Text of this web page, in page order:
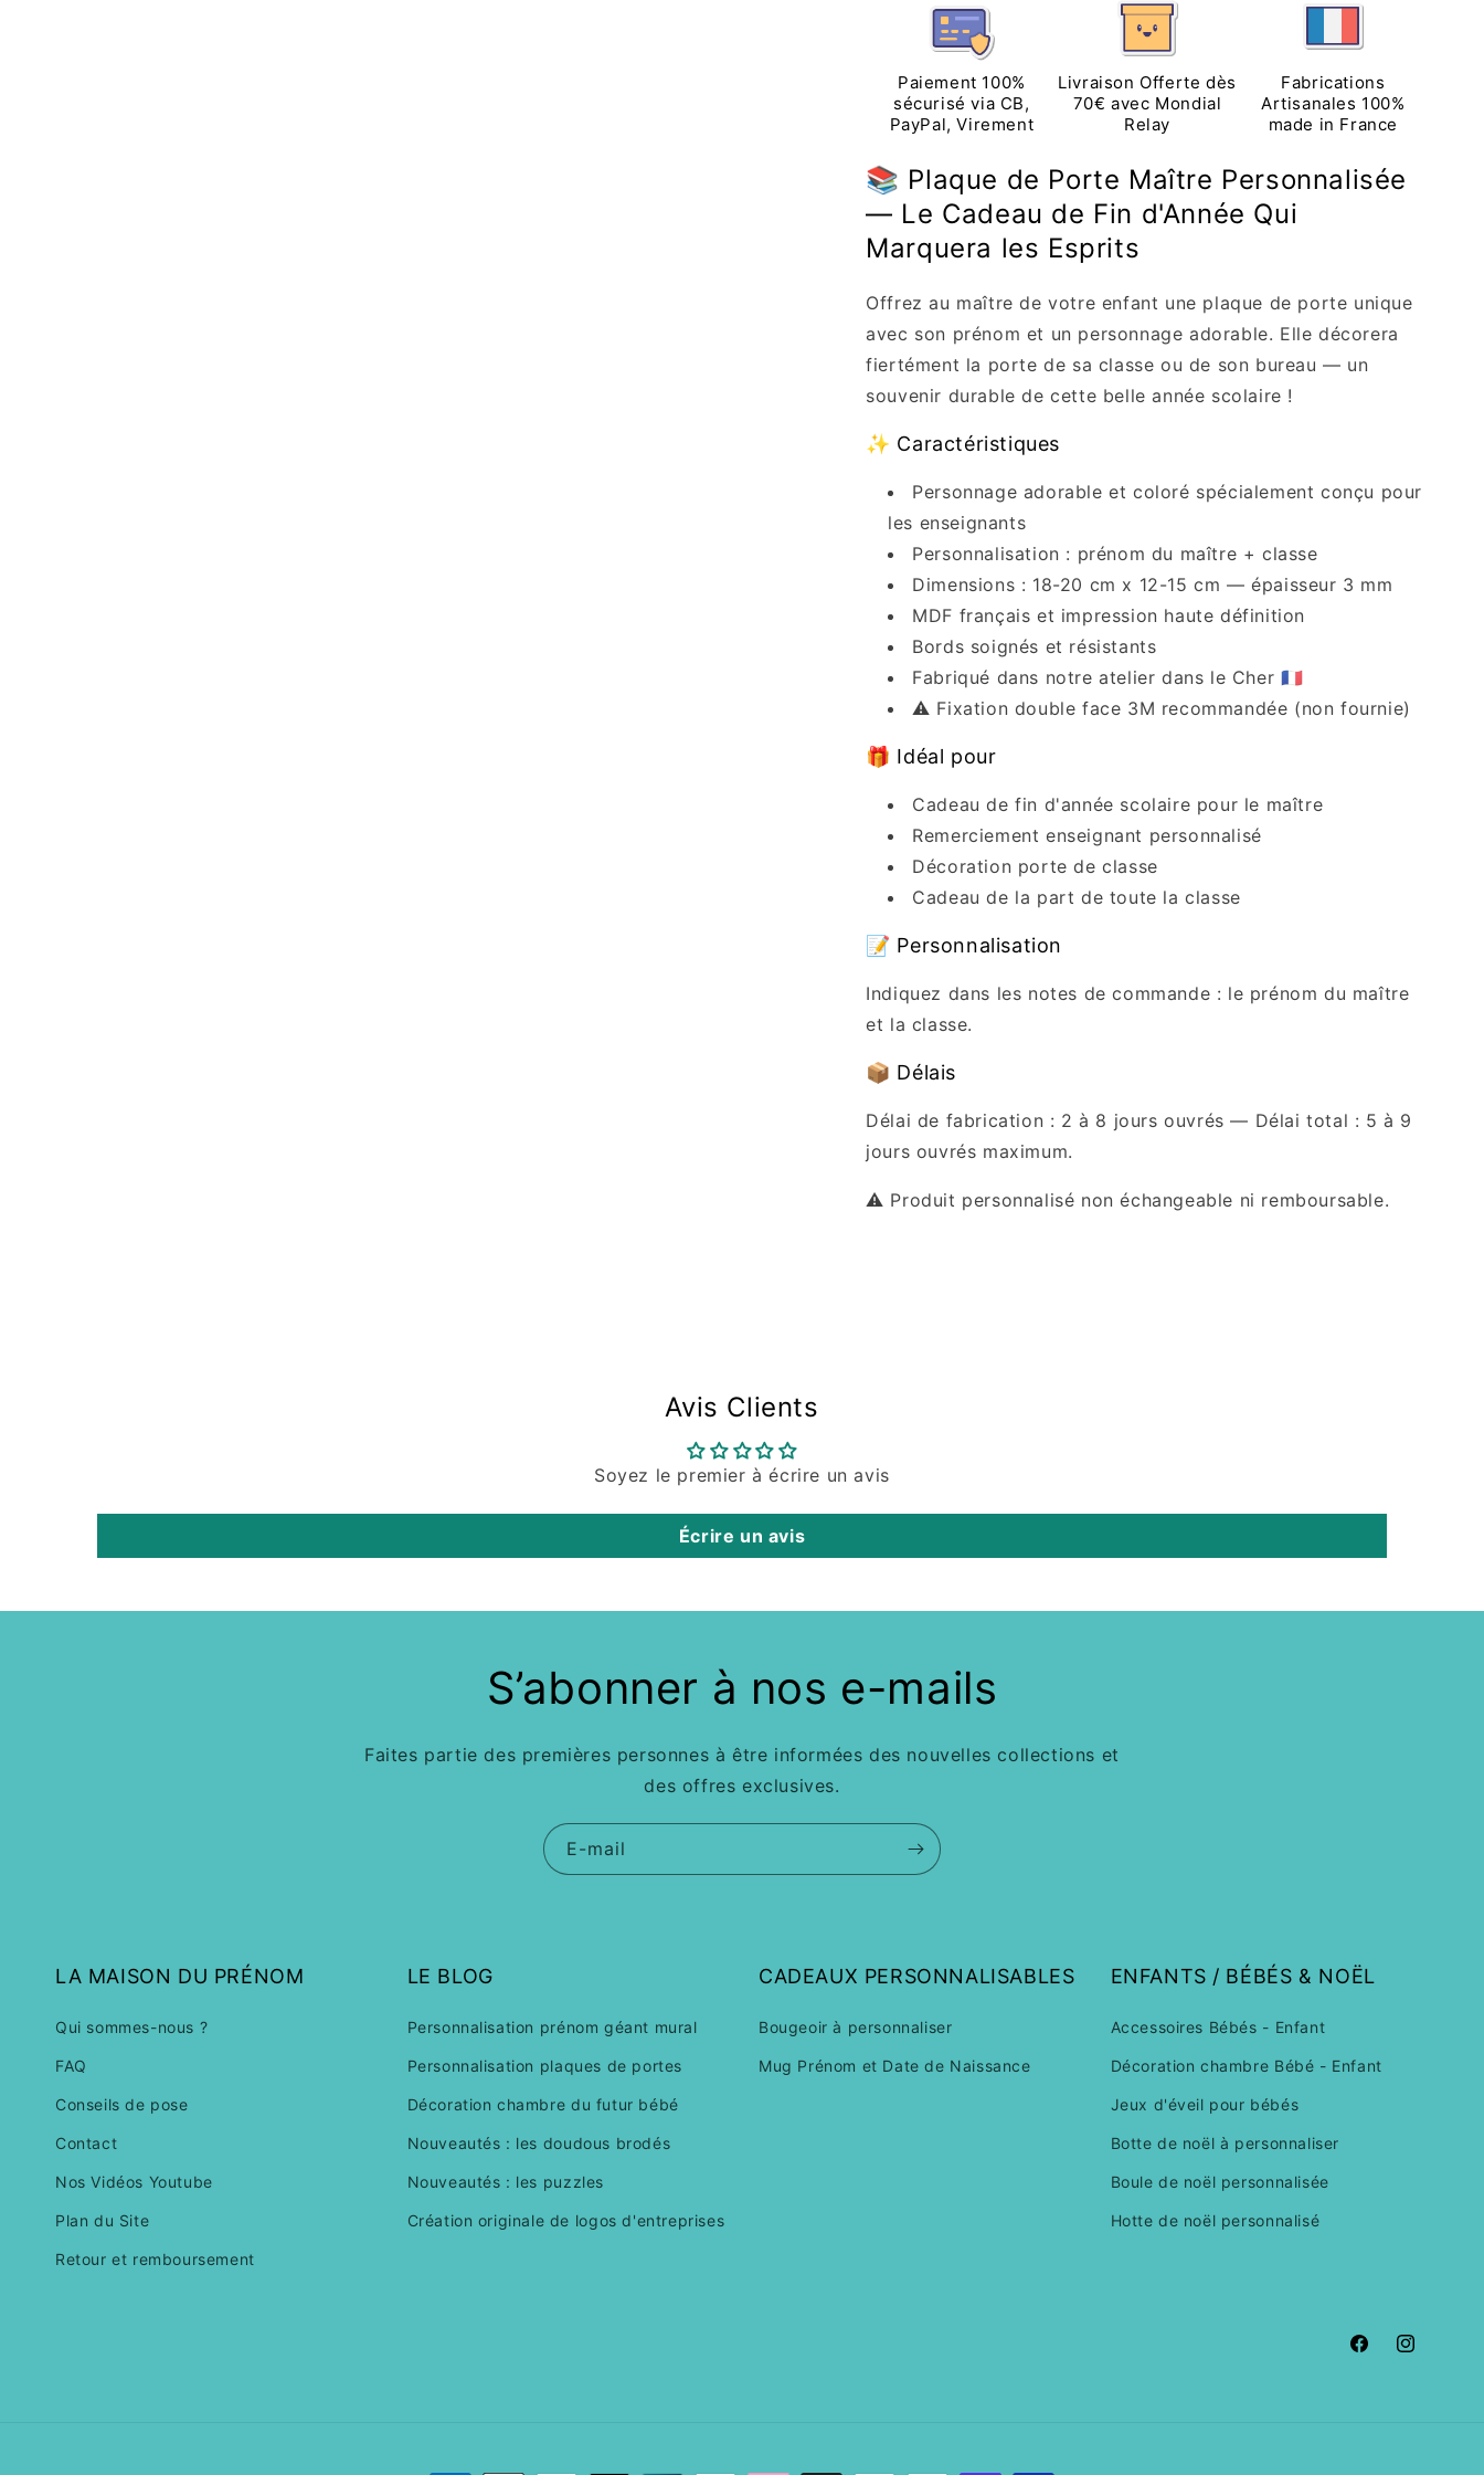
Porte
Maître
Personnalisée
avec
Personnage
-
Enseignant
Fin
d&#39;Année
avec
Personnage
-
Enseignant
Fin
d&#39;Année
Paiement 100%
sécurisé via CB,
PayPal, Virement
Livraison Offerte dès
70€ avec Mondial
Relay
Fabrications
Artisanales 100%
made in France
📚 Plaque de Porte Maître Personnalisée
— Le Cadeau de Fin d'Année Qui
Marquera les Esprits
Offrez au maître de votre enfant une plaque de porte unique
avec son prénom et un personnage adorable. Elle décorera
fiertément la porte de sa classe ou de son bureau — un
souvenir durable de cette belle année scolaire !
✨ Caractéristiques
Personnage adorable et coloré spécialement conçu pour
les enseignants
Personnalisation : prénom du maître + classe
Dimensions : 18-20 cm x 12-15 cm — épaisseur 3 mm
MDF français et impression haute définition
Bords soignés et résistants
Fabriqué dans notre atelier dans le Cher 🇫🇷
⚠️ Fixation double face 3M recommandée (non fournie)
🎁 Idéal pour
Cadeau de fin d'année scolaire pour le maître
Remerciement enseignant personnalisé
Décoration porte de classe
Cadeau de la part de toute la classe
📝 Personnalisation
Indiquez dans les notes de commande : le prénom du maître
et la classe.
📦 Délais
Délai de fabrication : 2 à 8 jours ouvrés — Délai total : 5 à 9
jours ouvrés maximum.
⚠️ Produit personnalisé non échangeable ni remboursable.
Avis Clients
Soyez le premier à écrire un avis
Écrire un avis
S’abonner à nos e-mails
Faites partie des premières personnes à être informées des nouvelles collections et
des offres exclusives.
E-mail
LA MAISON DU PRÉNOM
Qui sommes-nous ?
FAQ
Conseils de pose
Contact
Nos Vidéos Youtube
Plan du Site
Retour et remboursement
LE BLOG
Personnalisation prénom géant mural
Personnalisation plaques de portes
Décoration chambre du futur bébé
Nouveautés : les doudous brodés
Nouveautés : les puzzles
Création originale de logos d'entreprises
CADEAUX PERSONNALISABLES
Bougeoir à personnaliser
Mug Prénom et Date de Naissance
ENFANTS / BÉBÉS & NOËL
Accessoires Bébés - Enfant
Décoration chambre Bébé - Enfant
Jeux d'éveil pour bébés
Botte de noël à personnaliser
Boule de noël personnalisée
Hotte de noël personnalisé
FacebookInstagram